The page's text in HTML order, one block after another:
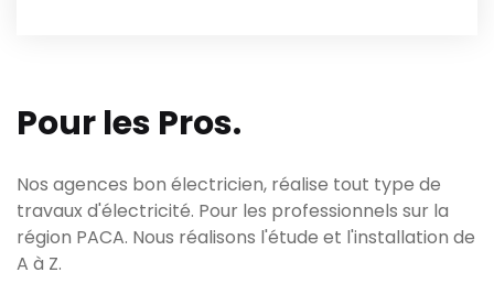
Pour les Pros.
Nos agences bon électricien, réalise tout type de
travaux d'électricité. Pour les professionnels sur la
région PACA. Nous réalisons l'étude et l'installation de
A à Z.